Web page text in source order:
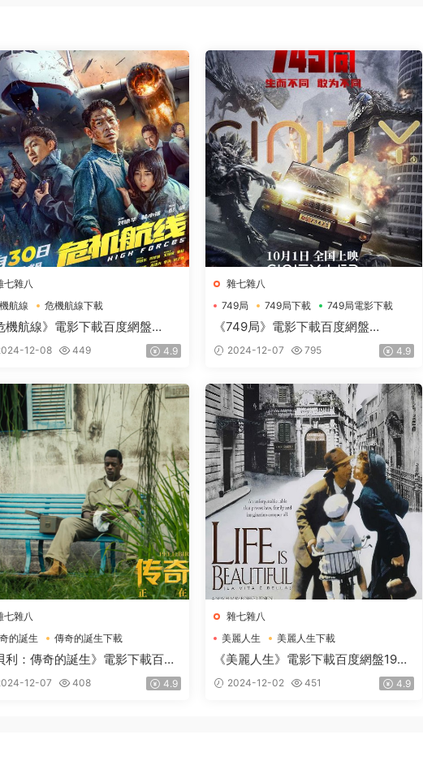
七雜八
航線
危機航線下載
航線電影下載
機航線》電影下載百度網盤
國語中英雙字2.62GB
12-08 449 4.9
雜七雜八
749局
749局下載 749局電影下載
《749局》電影下載百度網盤
2024_HD國語中字2.73GB
2024-12-07 795 4.9
七雜八
的誕生
傳奇的誕生下載
的誕生電影下載
利：傳奇的誕生》電影下載百度
BD國語中英雙字1.87GB
12-07 408 4.9
雜七雜八
美麗人生
美麗人生下載
美麗人生電影下載
《美麗人生》電影下載百度網盤1997.
高清國語中英雙字1.91GB
2024-12-02 451 4.9